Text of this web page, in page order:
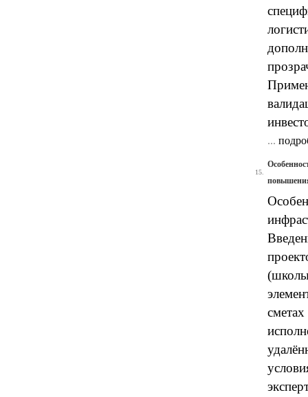
...
15.